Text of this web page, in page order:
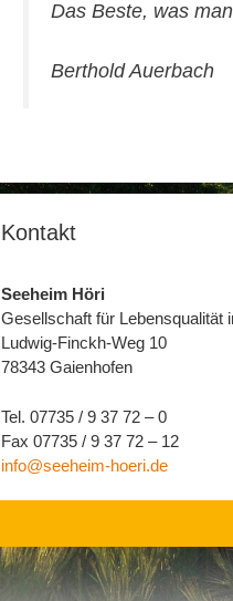
Das Beste, was
Berthold Auerbach
Kontakt
Seeheim Höri
Gesellschaft für Lebensqualität
Ludwig-Finckh-Weg 10
78343 Gaienhofen
Tel. 07735 / 9 37 72 – 0
Fax 07735 / 9 37 72 – 12
info@seeheim-hoeri.de